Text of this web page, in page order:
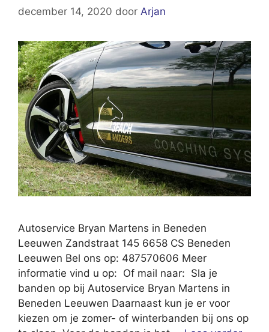
december 14, 2020 door Arjan
Autoservice Bryan Martens in Beneden
Leeuwen Zandstraat 145 6658 CS Beneden
Leeuwen Bel ons op: 487570606 Meer
informatie vind u op: Of mail naar: Sla je
banden op bij Autoservice Bryan Martens in
Beneden Leeuwen Daarnaast kun je er voor
kiezen om je zomer- of winterbanden bij ons op